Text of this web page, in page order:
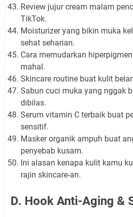
Review jujur cream malam
TikTok.
Moisturizer yang bikin muka
sehat seharian.
Cara memudarkan
mahal.
Skincare routine buat kulit
Sabun cuci muka yang nggak
dibilas.
Serum vitamin C terbaik buat
sensitif.
Masker organik ampuh buat
penyebab kusam.
Ini alasan kenapa kulit kamu
rajin skincare-an.
D. Hook Anti-Aging &